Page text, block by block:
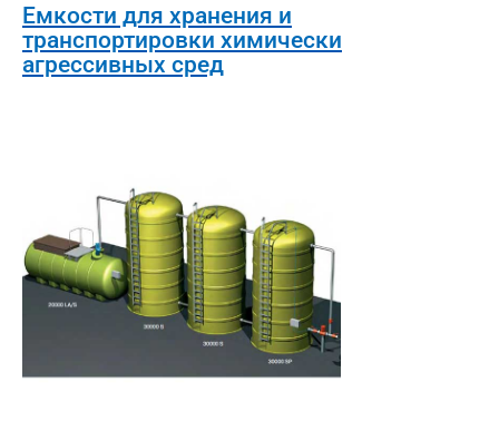
Емкости для хранения и
транспортировки химически
агрессивных сред